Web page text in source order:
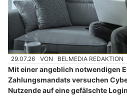
29.07.26 VON BELMEDIA REDAKTION
Mit einer angeblich notwendigen
Zahlungsmandats versuchen
Nutzende auf eine gefälschte